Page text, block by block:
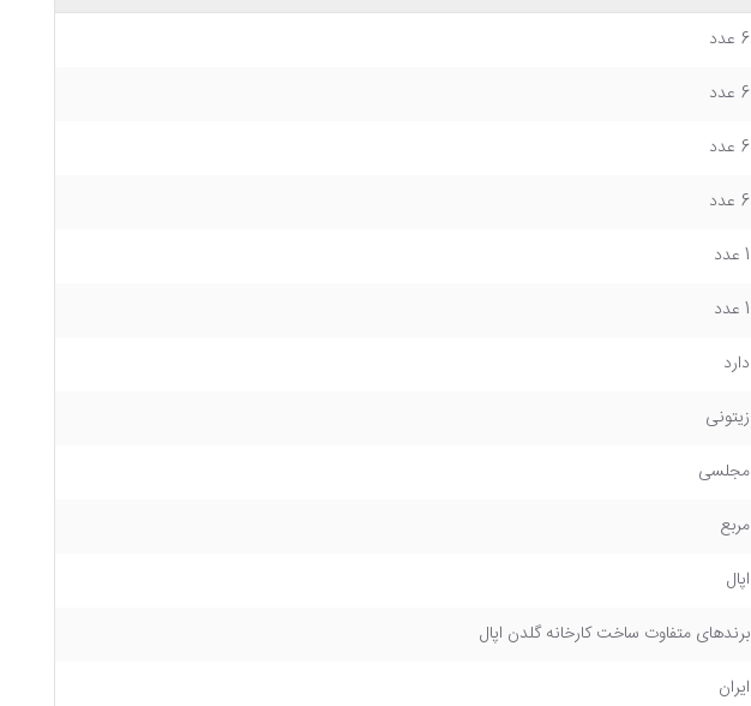
6 عدد
6 عدد
6 عدد
6 عدد
1 عدد
1 عدد
دارد
زیتونی
مجلسی
مربع
اپال
برندهای متفاوت ساخت کارخانه گلدن اپال
ایران